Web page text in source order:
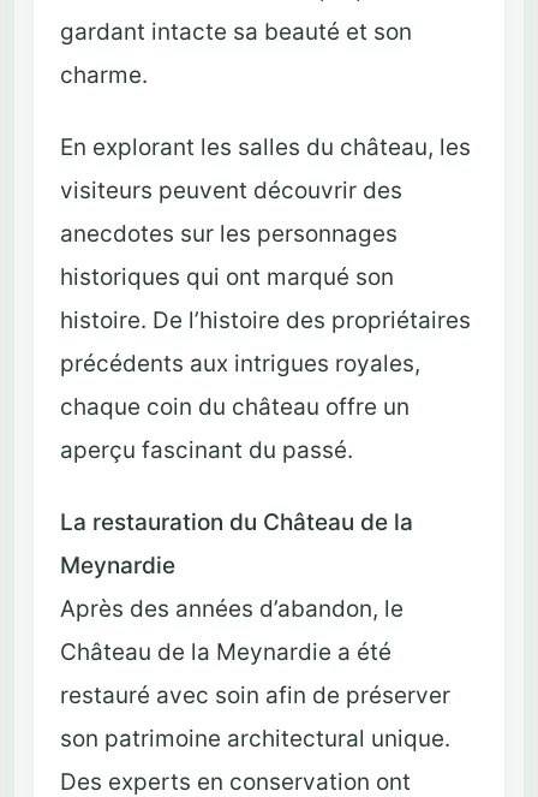
gardant intacte sa beauté et son
charme.
En explorant les salles du château, les
visiteurs peuvent découvrir des
anecdotes sur les personnages
historiques qui ont marqué son
histoire. De l’histoire des propriétaires
précédents aux intrigues royales,
chaque coin du château offre un
aperçu fascinant du passé.
La restauration du Château de la
Meynardie
Après des années d’abandon, le
Château de la Meynardie a été
restauré avec soin afin de préserver
son patrimoine architectural unique.
Des experts en conservation ont